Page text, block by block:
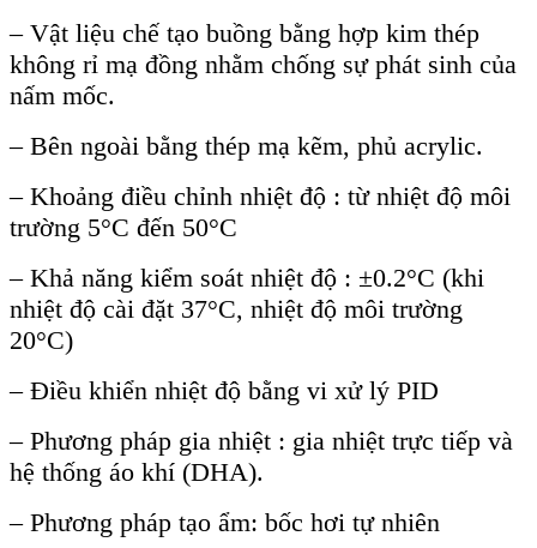
– Vật liệu chế tạo buồng bằng hợp kim thép
không rỉ mạ đồng nhằm chống sự phát sinh của
nấm mốc.
– Bên ngoài bằng thép mạ kẽm, phủ acrylic.
– Khoảng điều chỉnh nhiệt độ : từ nhiệt độ môi
trường 5°C đến 50°C
– Khả năng kiểm soát nhiệt độ : ±0.2°C (khi
nhiệt độ cài đặt 37°C, nhiệt độ môi trường
20°C)
– Điều khiển nhiệt độ bằng vi xử lý PID
– Phương pháp gia nhiệt : gia nhiệt trực tiếp và
hệ thống áo khí (DHA).
– Phương pháp tạo ẩm: bốc hơi tự nhiên